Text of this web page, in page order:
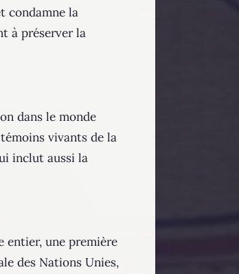
condamne la
à préserver la
dans le monde
vivants de la
inclut aussi la
entier, une première
des Nations Unies,